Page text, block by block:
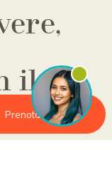
Prenota ora
il
nel